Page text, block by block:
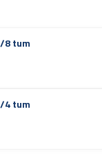
8 tum
4 tum